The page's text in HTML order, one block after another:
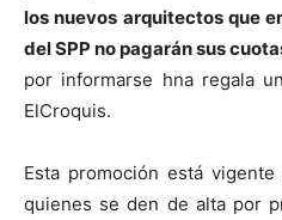
los nuevos arquitectos que
del SPP no pagarán sus
por informarse hna regala
ElCroquis.
Esta promoción está
quienes se den de alta por